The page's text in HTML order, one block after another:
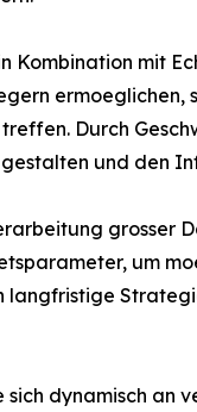
Kombination mit
ermoeglichen,
Durch
und den
grosser
um
dynamisch